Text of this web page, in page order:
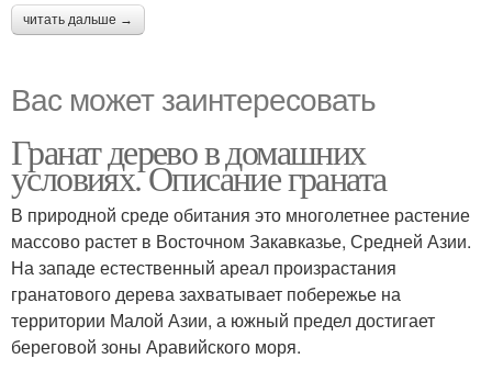
читать дальше →
Вас может заинтересовать
Гранат дерево в домашних
условиях. Описание граната
В природной среде обитания это многолетнее растение
массово растет в Восточном Закавказье, Средней Азии.
На западе естественный ареал произрастания
гранатового дерева захватывает побережье на
территории Малой Азии, а южный предел достигает
береговой зоны Аравийского моря.